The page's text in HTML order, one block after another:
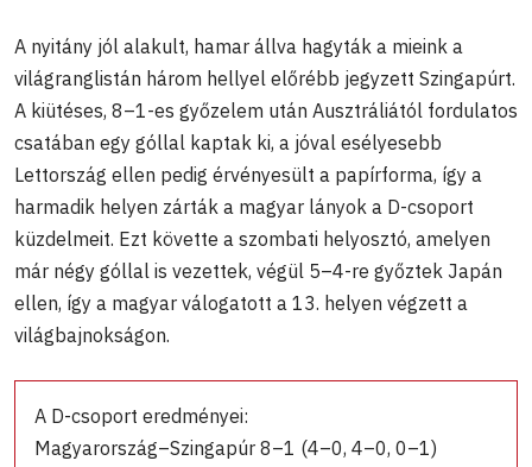
A nyitány jól alakult, hamar állva hagyták a mieink a
világranglistán három hellyel előrébb jegyzett Szingapúrt.
A kiütéses, 8–1-es győzelem után Ausztráliától fordulatos
csatában egy góllal kaptak ki, a jóval esélyesebb
Lettország ellen pedig érvényesült a papírforma, így a
harmadik helyen zárták a magyar lányok a D-csoport
küzdelmeit. Ezt követte a szombati helyosztó, amelyen
már négy góllal is vezettek, végül 5–4-re győztek Japán
ellen, így a magyar válogatott a 13. helyen végzett a
világbajnokságon.
A D-csoport eredményei:
Magyarország–Szingapúr 8–1 (4–0, 4–0, 0–1)